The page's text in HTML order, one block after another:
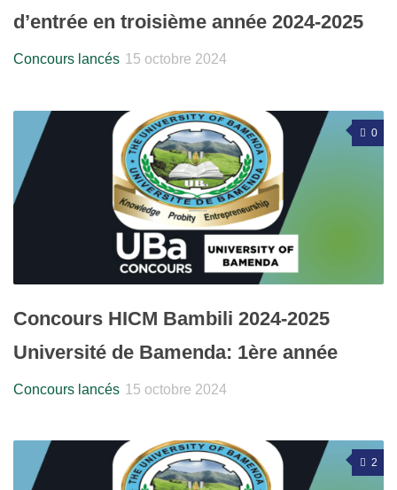
d’entrée en troisième année 2024-2025
Concours lancés 15 octobre 2024
0
Concours HICM Bambili 2024-2025
Université de Bamenda: 1ère année
Concours lancés 15 octobre 2024
2